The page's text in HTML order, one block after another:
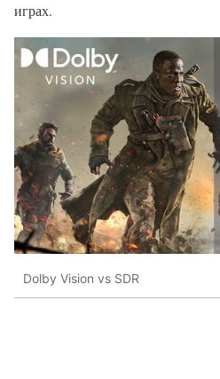
играх.
Dolby Vision vs SDR